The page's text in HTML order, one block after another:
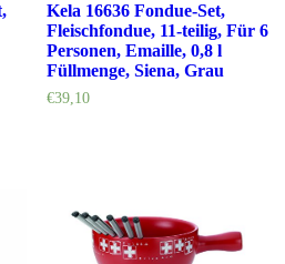
Kela 16636 Fondue-Set,
Fleischfondue, 11-teilig, Für 6
Personen, Emaille, 0,8 l
Füllmenge, Siena, Grau
€39,10